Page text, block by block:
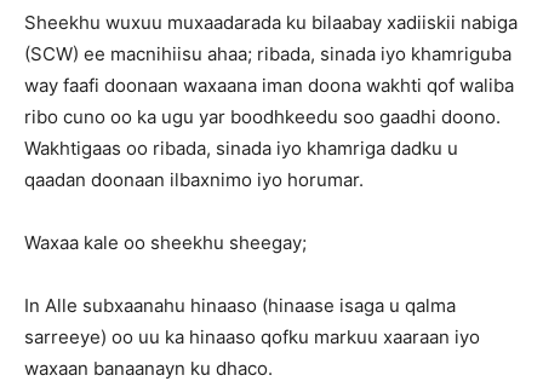
Sheekhu wuxuu muxaadarada ku bilaabay xadiiskii nabiga
(SCW) ee macnihiisu ahaa; ribada, sinada iyo khamriguba
way faafi doonaan waxaana iman doona wakhti qof waliba
ribo cuno oo ka ugu yar boodhkeedu soo gaadhi doono.
Wakhtigaas oo ribada, sinada iyo khamriga dadku u
qaadan doonaan ilbaxnimo iyo horumar.
Waxaa kale oo sheekhu sheegay;
In Alle subxaanahu hinaaso (hinaase isaga u qalma
sarreeye) oo uu ka hinaaso qofku markuu xaaraan iyo
waxaan banaanayn ku dhaco.